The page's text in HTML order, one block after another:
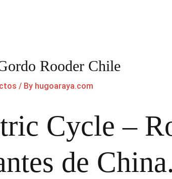
Rooder Chile
/ By hugoaraya.com
Cycle –
de China.